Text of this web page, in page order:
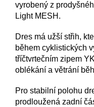
vyrobený z
Light MESH.
Dres má užší střih,
během cyklistických
tříčtvrtečním zipem
oblékání a větrání
Pro stabilní polohu
prodloužená zadní